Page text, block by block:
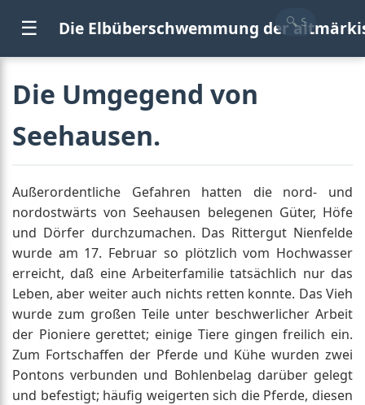
☰ Die Elbüberschwemmung der
Die Umgegend von
Seehausen.
Außerordentliche Gefahren hatten die nord- und
nordostwärts von Seehausen belegenen Güter, Höfe
und Dörfer durchzumachen. Das Rittergut Nienfelde
wurde am 17. Februar so plötzlich vom Hochwasser
erreicht, daß eine Arbeiterfamilie tatsächlich nur das
Leben, aber weiter auch nichts retten konnte. Das Vieh
wurde zum großen Teile unter beschwerlicher Arbeit
der Pioniere gerettet; einige Tiere gingen freilich ein.
Zum Fortschaffen der Pferde und Kühe wurden zwei
Pontons verbunden und Bohlenbelag darüber gelegt
und befestigt; häufig weigerten sich die Pferde, diesen